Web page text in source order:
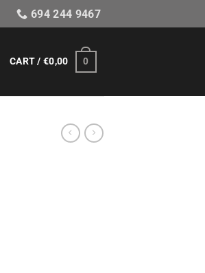
694 244 9467
CART /€0,00 0